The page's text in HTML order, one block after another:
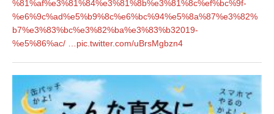
%81%af%e3%81%84%e3%81%8b%e3%81%8c%ef%bc%9f-
%e6%9c%ad%e5%b9%8c%e6%bc%94%e5%8a%87%e3%82%
b7%e3%83%bc%e3%82%ba%e3%83%b32019-
%e5%86%ac/ …pic.twitter.com/uBrsMgbzn4